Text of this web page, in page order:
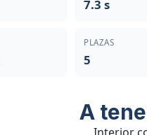
7.3 s
PLAZAS
5
A